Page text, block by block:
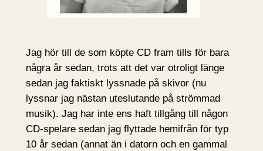
Jag hör till de som köpte CD fram tills för bara
några år sedan, trots att det var otroligt länge
sedan jag faktiskt lyssnade på skivor (nu
lyssnar jag nästan uteslutande på strömmad
musik). Jag har inte ens haft tillgång till någon
CD-spelare sedan jag flyttade hemifrån för typ
10 år sedan (annat än i datorn och en gammal